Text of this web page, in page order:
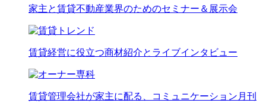
家主と賃貸不動産業界のためのセミナー＆展示会
賃貸経営に役立つ商材紹介とライブインタビュー
賃貸管理会社が家主に配る、コミュニケーション月刊